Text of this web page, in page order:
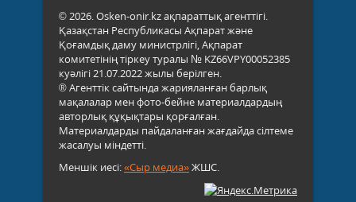
© 2026. Osken-onir.kz ақпараттық агенттігі.
Қазақстан Республикасы Ақпарат және
Қоғамдық даму министрлігі, Ақпарат
комитетінің тіркеу туралы № KZ66VPY00052385
куәлігі 21.07.2022 жылы берілген.
® Агенттік сайтында жарияланған барлық
мақалалар мен фото-бейне материалдардың
авторлық құқықтары қорғалған.
Материалдарды пайдаланған жағдайда сілтеме
жасалуы міндетті.
Меншік иесі:«Сыр медиа»ЖШС.